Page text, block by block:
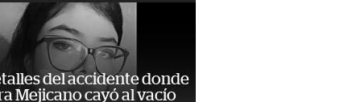
del accidente donde
Mejicano cayó al vacío